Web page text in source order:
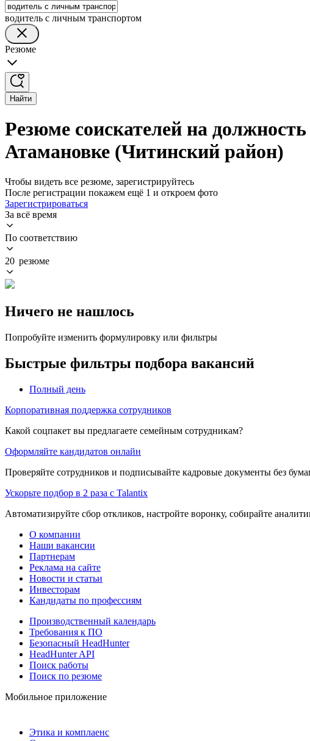
водитель с личным транспортом
Резюме
Найти
Резюме соискателей на
Атамановке (Читинский район)
Чтобы видеть все резюме, зарегистрируйтесь
После регистрации покажем ещё 1 и откроем фото
Зарегистрироваться
За всё время
По соответствию
20 резюме
Ничего не нашлось
Попробуйте изменить формулировку или фильтры
Быстрые фильтры подбора вакансий
Полный день
Корпоративная поддержка сотрудников
Какой соцпакет вы предлагаете семейным сотрудникам?
Оформляйте кандидатов онлайн
Проверяйте сотрудников и подписывайте кадровые документы без
Ускорьте подбор в 2 раза с Talantix
Автоматизируйте сбор откликов, настройте воронку, собирайте
О компании
Наши вакансии
Партнерам
Реклама на сайте
Новости и статьи
Инвесторам
Кандидаты по профессиям
Производственный календарь
Требования к ПО
Безопасный HeadHunter
HeadHunter API
Поиск работы
Поиск по резюме
Мобильное приложение
Этика и комплаенс